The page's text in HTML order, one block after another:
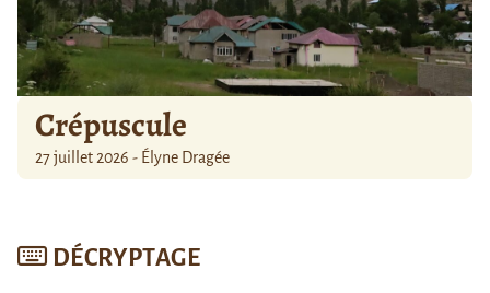
Crépuscule
27 juillet 2026 - Élyne Dragée
DÉCRYPTAGE